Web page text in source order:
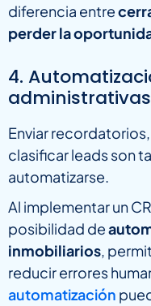
diferencia entre
perder la
4.
administrativas
Enviar
clasificar leads son
automatizarse.
Al implementar un
posibilidad de
inmobiliarios,
reducir errores
automatización